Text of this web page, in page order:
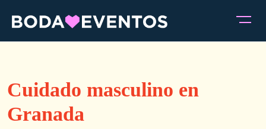
Cuidado masculino en
Granada